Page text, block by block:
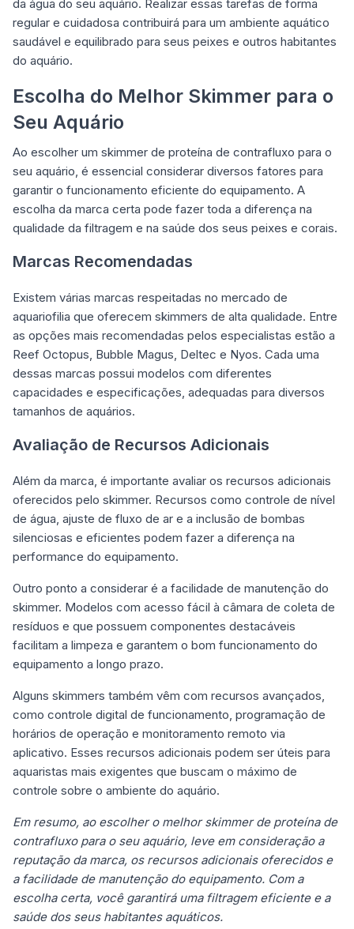
da água do seu aquário. Realizar essas tarefas de forma
regular e cuidadosa contribuirá para um ambiente aquático
saudável e equilibrado para seus peixes e outros habitantes
do aquário.
Escolha do Melhor Skimmer para o
Seu Aquário
Ao escolher um skimmer de proteína de contrafluxo para o
seu aquário, é essencial considerar diversos fatores para
garantir o funcionamento eficiente do equipamento. A
escolha da marca certa pode fazer toda a diferença na
qualidade da filtragem e na saúde dos seus peixes e corais.
Marcas Recomendadas
Existem várias marcas respeitadas no mercado de
aquariofilia que oferecem skimmers de alta qualidade. Entre
as opções mais recomendadas pelos especialistas estão a
Reef Octopus, Bubble Magus, Deltec e Nyos. Cada uma
dessas marcas possui modelos com diferentes
capacidades e especificações, adequadas para diversos
tamanhos de aquários.
Avaliação de Recursos Adicionais
Além da marca, é importante avaliar os recursos adicionais
oferecidos pelo skimmer. Recursos como controle de nível
de água, ajuste de fluxo de ar e a inclusão de bombas
silenciosas e eficientes podem fazer a diferença na
performance do equipamento.
Outro ponto a considerar é a facilidade de manutenção do
skimmer. Modelos com acesso fácil à câmara de coleta de
resíduos e que possuem componentes destacáveis
facilitam a limpeza e garantem o bom funcionamento do
equipamento a longo prazo.
Alguns skimmers também vêm com recursos avançados,
como controle digital de funcionamento, programação de
horários de operação e monitoramento remoto via
aplicativo. Esses recursos adicionais podem ser úteis para
aquaristas mais exigentes que buscam o máximo de
controle sobre o ambiente do aquário.
Em resumo, ao escolher o melhor skimmer de proteína de
contrafluxo para o seu aquário, leve em consideração a
reputação da marca, os recursos adicionais oferecidos e
a facilidade de manutenção do equipamento. Com a
escolha certa, você garantirá uma filtragem eficiente e a
saúde dos seus habitantes aquáticos.